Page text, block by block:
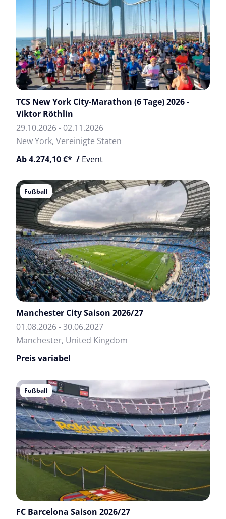
TCS New York City-Marathon (6 Tage) 2026 -
Viktor Röthlin
29.10.2026 - 02.11.2026
New York, Vereinigte Staten
Ab 4.274,10 €* / Event
Fußball
Manchester City Saison 2026/27
01.08.2026 - 30.06.2027
Manchester, United Kingdom
Preis variabel
Fußball
FC Barcelona Saison 2026/27